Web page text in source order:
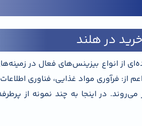
در هلند
از انواع بیزینس‌های فعال در
فرآوری مواد غذایی، فناوری
در اینجا به چند نمونه از